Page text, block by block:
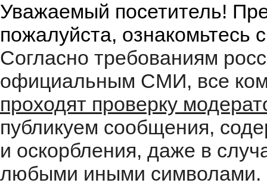
Уважаемый посетитель!
пожалуйста, ознакомьтесь
Согласно требованиям
официальным СМИ, все
проходят проверку
публикуем сообщения,
и оскорбления, даже в
любыми иными символами.